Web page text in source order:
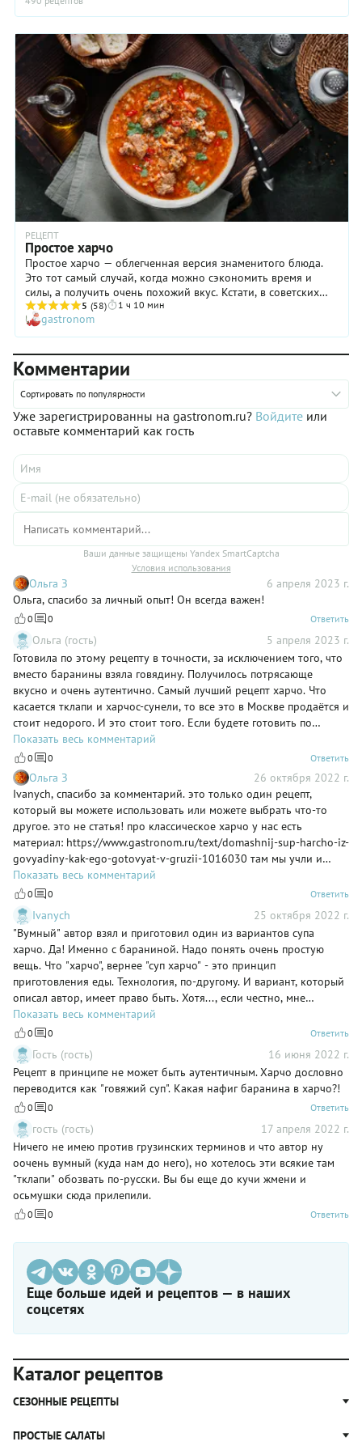
РЕЦЕПТ
Простое харчо
Простое харчо — облегченная версия знаменитого блюда.
Это тот самый случай, когда можно сэкономить время и
силы, а получить очень похожий вкус. Кстати, в советских
столовых нередко готовили нечто подобное, только на
наваристом бульоне. Мы же предлагаем получить его более
простым способом — варки нарезанных кусочков говядины.
Да, конечно, бульон получится менее насыщенным. Но
потом мы дополним его рисом, тушеными овощами, соусом
ткемали, а также ароматной смесью зелени и чеснока. В
результате получится необыкновенно вкусный суп, который
точно всем напомнит классическое харчо.
5 (58) 1 ч 10 мин
gastronom
Комментарии
Сортировать по популярности
Уже зарегистрированны на gastronom.ru? Войдите или
оставьте комментарий как гость
Ваши данные защищены Yandex SmartCaptcha
Условия использования
Ольга З
6 апреля 2023 г.
Ольга, спасибо за личный опыт! Он всегда важен!
0 0 Ответить
Ольга (гость)
5 апреля 2023 г.
Готовила по этому рецепту в точности, за исключением того, что
вместо баранины взяла говядину. Получилось потрясающе
вкусно и очень аутентично. Самый лучший рецепт харчо. Что
касается тклапи и харчос-сунели, то все это в Москве продаётся и
стоит недорого. И это стоит того. Если будете готовить по
рецепту, берите 1/4 листа тклапи, чем с линейкой возиться и
вымерять =)
Показать весь комментарий
0 0 Ответить
Ольга З
26 октября 2022 г.
Ivanych, спасибо за комментарий. это только один рецепт,
который вы можете использовать или можете выбрать что-то
другое. это не статья! про классическое харчо у нас есть
материал: https://www.gastronom.ru/text/domashnij-sup-harcho-iz-
govyadiny-kak-ego-gotovyat-v-gruzii-1016030 там мы учли и
ваше отношение к этому блюду) спасибо, что вы с нами!
Показать весь комментарий
0 0 Ответить
Ivanych
25 октября 2022 г.
"Вумный" автор взял и приготовил один из вариантов супа
харчо. Да! Именно с бараниной. Надо понять очень простую
вещь. Что "харчо", вернее "суп харчо" - это принцип
приготовления еды. Технология, по-другому. И вариант, который
описал автор, имеет право быть. Хотя..., если честно, мне
нравятся другие "принципы харчо". Те, что применяла Тамар
Платоновна Сулаквелидзе, описанные в её знаменитой книге. И,
для сведения интересующихся, харчо можно приготовить и из
птиц и из ... даже рыбы.
Показать весь комментарий
0 0 Ответить
Гость (гость)
16 июня 2022 г.
Рецепт в принципе не может быть аутентичным. Харчо дословно
переводится как "говяжий суп". Какая нафиг баранина в харчо?!
0 0 Ответить
гость (гость)
17 апреля 2022 г.
Ничего не имею против грузинских терминов и что автор ну
оочень вумный (куда нам до него), но хотелось эти всякие там
"тклапи" обозвать по-русски. Вы бы еще до кучи жмени и
осьмушки сюда прилепили.
0 0 Ответить
Еще больше идей и рецептов — в наших
соцсетях
Каталог рецептов
СЕЗОННЫЕ РЕЦЕПТЫ
Рецепты из капусты
ПРОСТЫЕ САЛАТЫ